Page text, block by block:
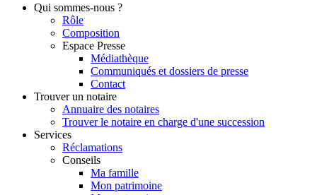
Qui sommes-nous ?
Rôle
Composition
Espace Presse
Médiathèque
Communiqués et dossiers de presse
Contact
Trouver un notaire
Annuaire des notaires
Trouver le notaire en charge d'une succession
Services
Réclamations
Conseils
Ma famille
Mon patrimoine